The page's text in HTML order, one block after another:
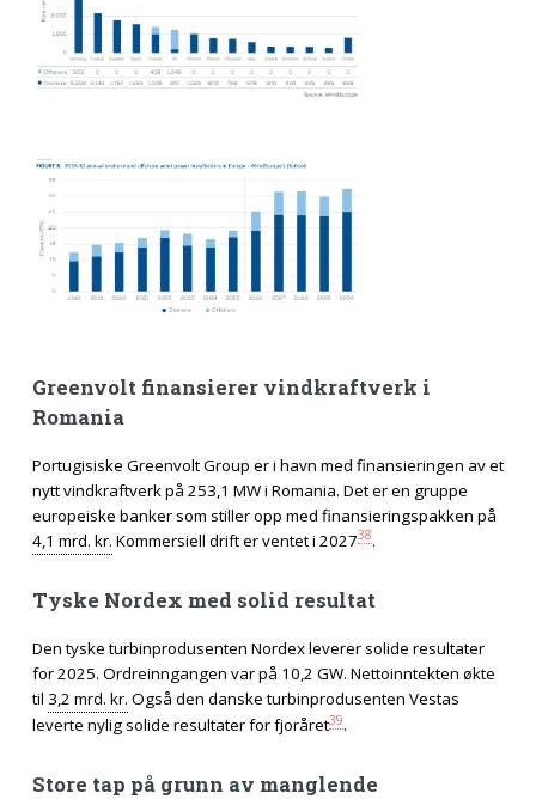
Greenvolt finansierer vindkraftverk i
Romania
Portugisiske Greenvolt Group er i havn med finansieringen av et
nytt vindkraftverk på 253,1 MW i Romania. Det er en gruppe
europeiske banker som stiller opp med finansieringspakken på
4,1 mrd. kr. Kommersiell drift er ventet i 202738.
Tyske Nordex med solid resultat
Den tyske turbinprodusenten Nordex leverer solide resultater
for 2025. Ordreinngangen var på 10,2 GW. Nettoinntekten økte
til 3,2 mrd. kr. Også den danske turbinprodusenten Vestas
leverte nylig solide resultater for fjoråret39.
Store tap på grunn av manglende